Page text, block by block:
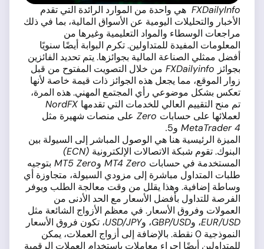
FXDailyInfo هي واحدة من الموارد الرائدة التي تقدم
الأخبار والتحليلات اليومية عن الأسواق المالية، بما في ذلك
مراجعات الوسطاء والمواد التعليمية وغيرها من
المعلومات المفيدة للمتداولين. تكرم البوابة أيضًا سنويًا
أفضل ممثلي الصناعة المالية بجوائزها. يتم تحديد الفائزين
بجوائز
من خلال التصويت المفتوح من قبل
زوار الموقع، مما يجعل هذه الجوائز ذات قيمة خاصة لأنها
تعكس بشكل موضوعي رأي المجتمع المهني. هذه المرة،
تم منح التقييم العالي للخدمات التي تقدمها
لعملائها على حسابات
على منصات شهيرة مثل
MetaTrader 4 و5 .
الميزة الرئيسية هنا هي الوصول المباشر إلى السيولة بين
البنوك. تقوم شبكة الاتصالات الإلكترونية (ECN)
المستخدمة في حسابات
وMT5 Zero بتوجيه
طلبات المتداول مباشرة إلى مزودي السيولة، متجاوزة أي
وساطة إضافية. وهذا يقلل من وقت معالجة الطلب ويوفر
الفرصة للتداول بأفضل الأسعار مع الحد الأدنى من
العمولات وفروق الأسعار. في معظم الأزواج الشائعة مثل
EUR/USD، وGBP/USD، وUSD/JPY، تكون فروق الأسعار
النموذجية 0 نقطة. بالإضافة إلى أزواج العملات، يمكن
للمتداولين أيضًا إجراء معاملات باستخدام العملات الرقمية